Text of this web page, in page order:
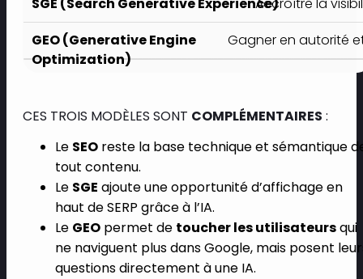
Gagner en autorité
CES TROIS MODÈLES SONT COMPLÉMENTAIRES :
Le SEO reste la base technique et sémantique
tout contenu.
Le SGE ajoute une opportunité d’affichage en
haut de SERP grâce à l’IA.
Le GEO permet de toucher les utilisateursqui
ne naviguent plus dans Google, mais posent
questions directement à une IA.